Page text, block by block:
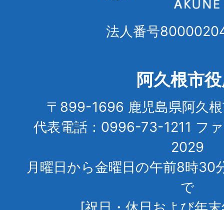
法人番号
阿久根市
〒899-1696 鹿児島県阿久
代表電話：0996-73-1211 フ
2029
月曜日から金曜日の午前8時30
で